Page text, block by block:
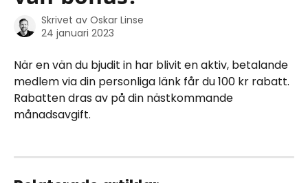
Skrivet av Oskar Linse
24 januari 2023
När en vän du bjudit in har blivit en aktiv, betalande
medlem via din personliga länk får du 100 kr rabatt.
Rabatten dras av på din nästkommande
månadsavgift.